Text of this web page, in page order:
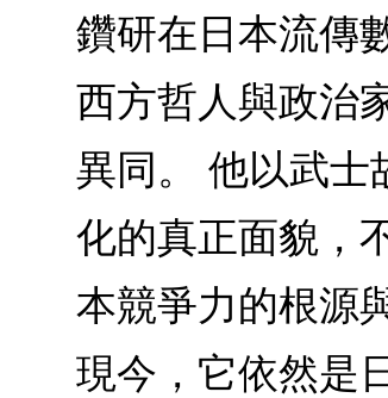
鑽研在日本流傳
西方哲人與政治
異同。 他以武士
化的真正面貌，
本競爭力的根源
現今，它依然是